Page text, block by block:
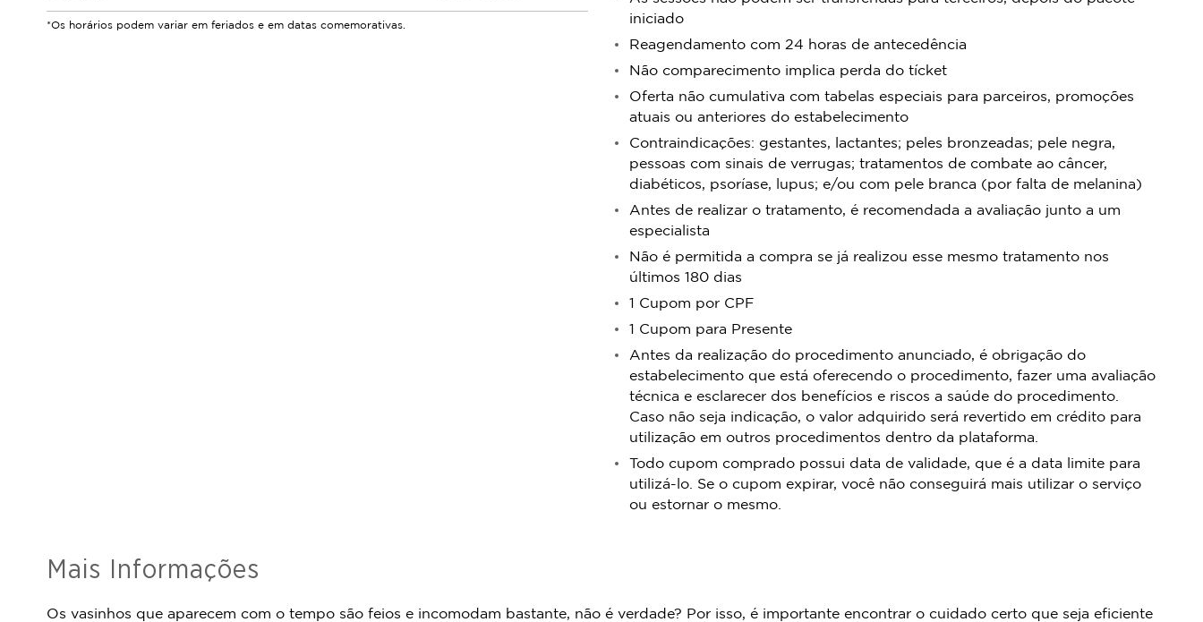
*Os horários podem variar em feriados e em datas comemorativas.
iniciado
Reagendamento com 24 horas de antecedência
Não comparecimento implica perda do tícket
Oferta não cumulativa com tabelas especiais para parceiros, promoções
atuais ou anteriores do estabelecimento
Contraindicações: gestantes, lactantes; peles bronzeadas; pele negra,
pessoas com sinais de verrugas; tratamentos de combate ao câncer,
diabéticos, psoríase, lupus; e/ou com pele branca (por falta de melanina)
Antes de realizar o tratamento, é recomendada a avaliação junto a um
especialista
Não é permitida a compra se já realizou esse mesmo tratamento nos
últimos 180 dias
1 Cupom por CPF
1 Cupom para Presente
Antes da realização do procedimento anunciado, é obrigação do
estabelecimento que está oferecendo o procedimento, fazer uma avaliação
técnica e esclarecer dos benefícios e riscos a saúde do procedimento.
Caso não seja indicação, o valor adquirido será revertido em crédito para
utilização em outros procedimentos dentro da plataforma.
Todo cupom comprado possui data de validade, que é a data limite para
utilizá-lo. Se o cupom expirar, você não conseguirá mais utilizar o serviço
ou estornar o mesmo.
Mais Informações
Os vasinhos que aparecem com o tempo são feios e incomodam bastante, não é verdade? Por isso, é importante encontrar o cuidado certo que seja eficiente